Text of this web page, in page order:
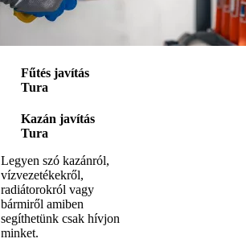
Fűtés javítás
Tura
Kazán javítás
Tura
Legyen szó kazánról,
vízvezetékekről,
radiátorokról vagy
bármiről amiben
segíthetünk csak hívjon
minket.